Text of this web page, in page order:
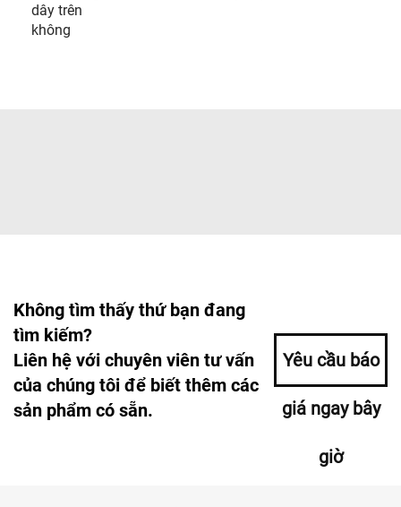
dây trên
không
Không tìm thấy thứ bạn đang
tìm kiếm?
Liên hệ với chuyên viên tư vấn
của chúng tôi để biết thêm các
sản phẩm có sẵn.
Yêu cầu báo
giá ngay bây
giờ